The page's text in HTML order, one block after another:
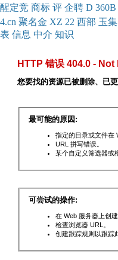
醒定竞 商标 评 企聘 D 360B
4.cn 聚名金 XZ 22 西部 玉集
表 信息 中介 知识